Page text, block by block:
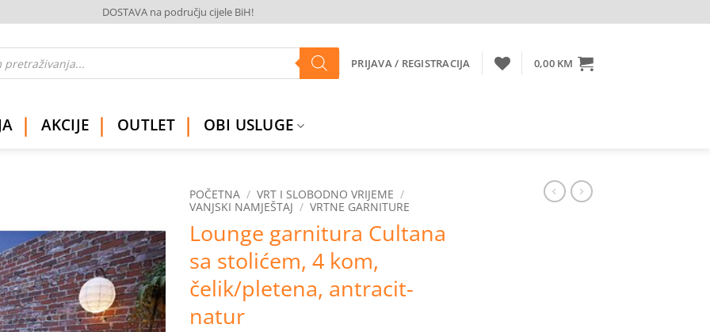
DOSTAVA na području cijele BiH!
PRIJAVA / REGISTRACIJA 0,00 KM
AKCIJE OUTLET OBI USLUGE
Dodaj
na
listu
želja
POČETNA / VRT I SLOBODNO VRIJEME /
VANJSKI NAMJEŠTAJ / VRTNE GARNITURE
Lounge garnitura Cultana
sa stolićem, 4 kom,
čelik/pletena, antracit-
natur